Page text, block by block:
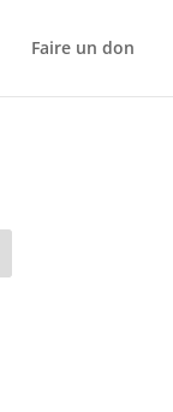
Faire un don